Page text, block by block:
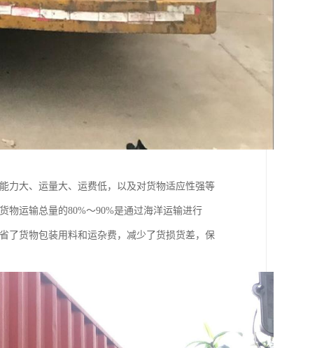
力大、运量大、运费低，以及对货物适应性强等
物运输总量的80%～90%是通过海洋运输进行
了货物包装用料和运杂费，减少了货损货差，保